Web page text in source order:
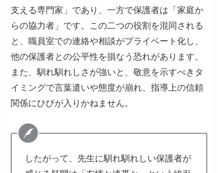
支える専門家」であり、一方で保護者は「家庭か
らの協力者」です。この二つの役割を混同される
と、職員室での連絡や相談がプライベート化し、
他の保護者との公平性を損なう恐れがあります。
また、馴れ馴れしさが強いと、敬意を示すべきタ
イミングで言葉遣いや態度が崩れ、指導上の信頼
関係にひびが入りかねません。
したがって、先生に馴れ馴れしい保護者が